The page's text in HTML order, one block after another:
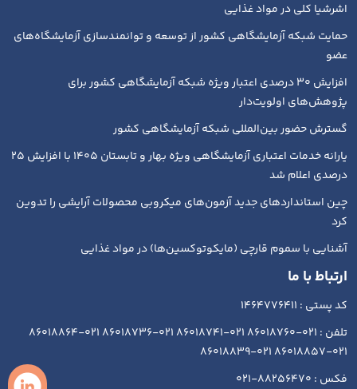
اشرشیا کلی در مواد غذایی
حمایت شبکه آزمایشگاهی کشور از توسعه و توانمندسازی آزمایشگاه‌های
عضو
افزایش ۳۰ درصدی اعتبار ویژه شبکه آزمایشگاهی کشور برای
پژوهش‌های اولویت‌دار
گسترش حضور بین‌المللی شبکه آزمایشگاهی کشور
یارانه خدمات اعتباری آزمایشگاهی ویژه بهار و تابستان ۱۴۰۵ با افزایش ۲۵
درصدی اعلام شد
چین استانداردهای جدید آزمون‌های میکروبی محصولات آرایشی را تدوین
کرد
آشنایی با سموم قارچی (مایکوتوکسین‌ها) در مواد غذایی
ارتباط با ما
کد پستی : 1464776411
تلفن : 021-86018760 021-86018741 021-86018736 021-86018864
021-86018857 021-86018839
فکس : 88256470-021